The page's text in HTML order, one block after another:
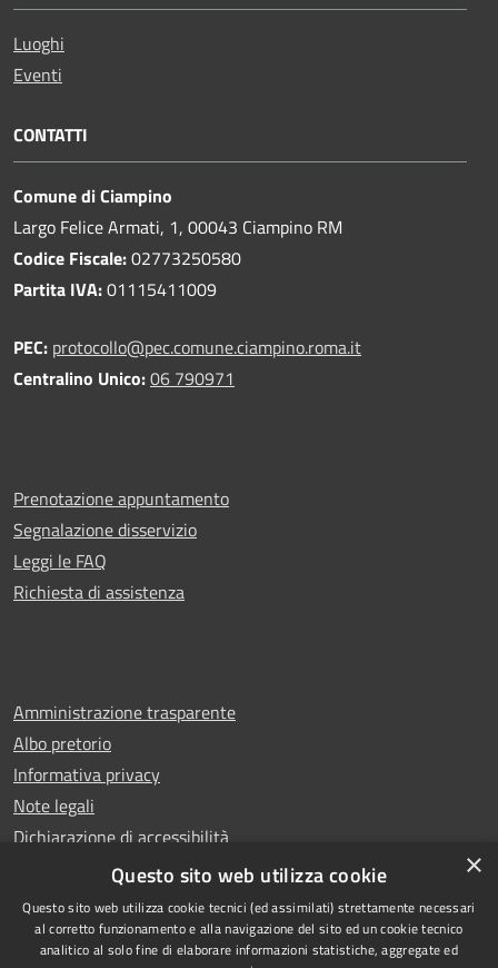
Luoghi
Eventi
CONTATTI
Comune di Ciampino
Largo Felice Armati, 1, 00043 Ciampino RM
Codice Fiscale:02773250580
Partita IVA:01115411009
PEC: protocollo@pec.comune.ciampino.roma.it
Centralino Unico:06 790971
Prenotazione appuntamento
Segnalazione disservizio
Leggi le FAQ
Richiesta di assistenza
Amministrazione trasparente
Albo pretorio
Informativa privacy
Note legali
Dichiarazione di accessibilità
Whistleblowing
×
Questo sito web utilizza cookie
Questo sito web utilizza cookie tecnici (ed assimilati) strettamente necessari
al corretto funzionamento e alla navigazione del sito ed un cookie tecnico
analitico al solo fine di elaborare informazioni statistiche, aggregate ed